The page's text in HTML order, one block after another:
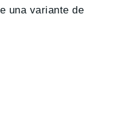
una variante de